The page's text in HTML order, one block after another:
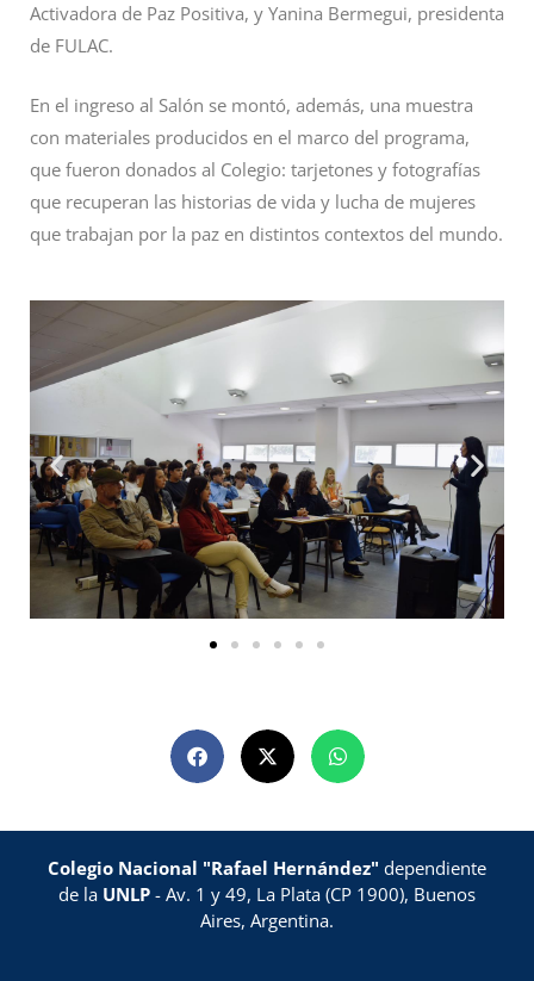
Activadora de Paz Positiva, y Yanina Bermegui, presidenta
de FULAC.
En el ingreso al Salón se montó, además, una muestra
con materiales producidos en el marco del programa,
que fueron donados al Colegio: tarjetones y fotografías
que recuperan las historias de vida y lucha de mujeres
que trabajan por la paz en distintos contextos del mundo.
Colegio Nacional "Rafael Hernández" dependiente
de la UNLP - Av. 1 y 49, La Plata (CP 1900), Buenos
Aires, Argentina.